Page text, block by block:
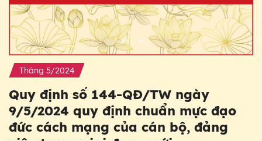
Tháng 5/2024
Quy định số 144-QĐ/TW ngày
9/5/2024 quy định chuẩn mực đạo
đức cách mạng của cán bộ, đảng